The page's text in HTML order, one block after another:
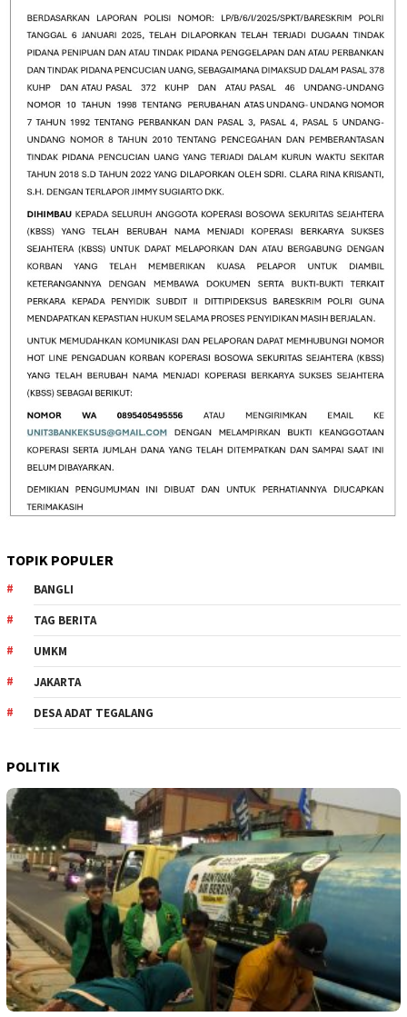
TOPIK POPULER
BANGLI
TAG BERITA
UMKM
JAKARTA
DESA ADAT TEGALANG
POLITIK